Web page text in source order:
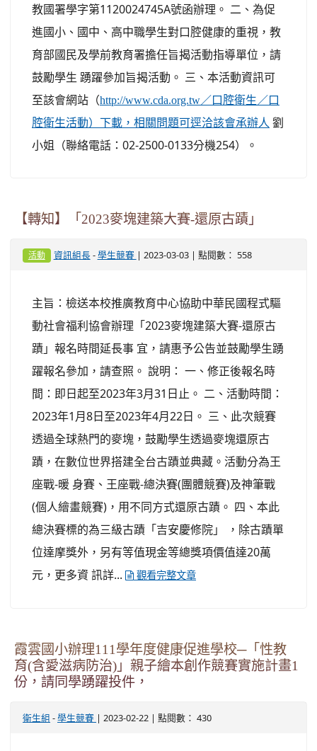
教國署學字第1120024745A號函辦理。 二、為促
進國小、國中、高中職學生對口腔健康的重視，教
育部國民及學前教育署擔任旨揭活動指導單位，請
鼓勵學生 踴躍參加旨揭活動。 三、本活動資訊可
至該會網站（http://www.cda.org.tw／口腔衛生／口
腔衛生活動）下載，相關問題可逕洽該會承辦人 劉
小姐（聯絡電話：02-2500-0133分機254）。
【轉知】「2023麥塊建築大賽-還原古蹟」
活動 資訊組長- 學生競賽 | 2023-03-03 | 點閱數： 558
主旨：檢送本校推廣教育中心協助中華民國程式驅
動社會福利協會辦理「2023麥塊建築大賽-還原古
蹟」報名時間延長事 宜，請惠予公告並鼓勵學生踴
躍報名參加，請查照。 說明： 一、修正後報名時
間：即日起至2023年3月31日止。 二、活動時間：
2023年1月8日至2023年4月22日。 三、此次競賽
透過全球熱門的麥塊，鼓勵學生透過麥塊還原古
蹟，在數位世界搭建全台古蹟並典藏。活動分為王
座戰-暖 身賽、王座戰-總決賽(團體競賽)及神筆戰
(個人繪畫競賽)，用不同方式還原古蹟。 四、本此
總決賽標的為三級古蹟「吉安慶修院」 ，除古蹟單
位達摩獎外，另有等值現金等總獎項價值達20萬
元，更多資 訊詳...
觀看完整文章
霞雲國小辦理111學年度健康促進學校─「性教
育(含愛滋病防治)」親子繪本創作競賽實施計畫1
份，請同學踴躍投件，
衛生組 - 學生競賽 | 2023-02-22 | 點閱數： 430